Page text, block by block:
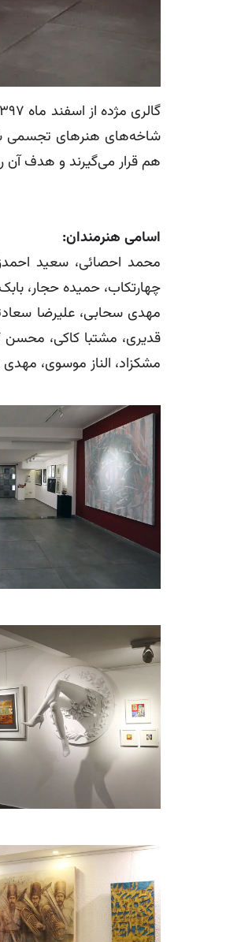
شاخه‌های هنرهای تجسمی
هم قرار می‌گیرند و هدف آن
اسامی هنرمندان:
محمد احصائی، سعید
چهارتکاب، حمیده حجار،
مهدی سحابی، علیرضا
قدیری، مشتبا کاکی، محسن
مشکزاد، الناز موسوی،